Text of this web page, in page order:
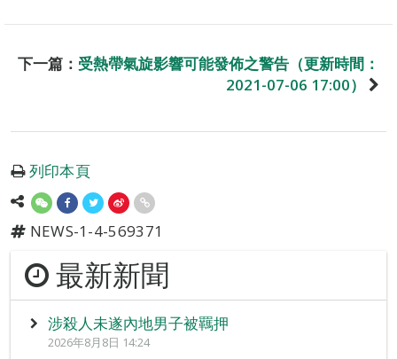
下一篇： 受熱帶氣旋影響可能發佈之警告（更新時間：
2021-07-06 17:00）
列印本頁
NEWS-1-4-569371
最新新聞
涉殺人未遂內地男子被羈押
2026年8月8日 14:24